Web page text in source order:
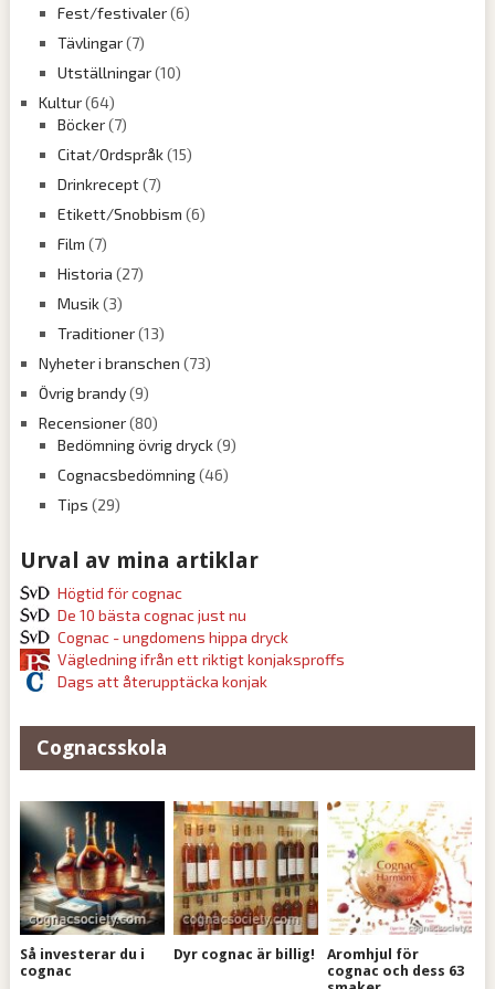
Fest/festivaler(6)
Tävlingar(7)
Utställningar(10)
Kultur(64)
Böcker(7)
Citat/Ordspråk(15)
Drinkrecept(7)
Etikett/Snobbism (6)
Film (7)
Historia (27)
Musik(3)
Traditioner(13)
Nyheter i branschen (73)
Övrig brandy(9)
Recensioner(80)
Bedömning övrig dryck(9)
Cognacsbedömning(46)
Tips (29)
Urval av mina artiklar
Högtid för cognac
De 10 bästa cognac just nu
Cognac - ungdomens hippa dryck
Vägledning ifrån ett riktigt konjaksproffs
Dags att återupptäcka konjak
Cognacsskola
Så investerar du i
cognac
Dyr cognac är billig!
Aromhjul för
cognac och dess 63